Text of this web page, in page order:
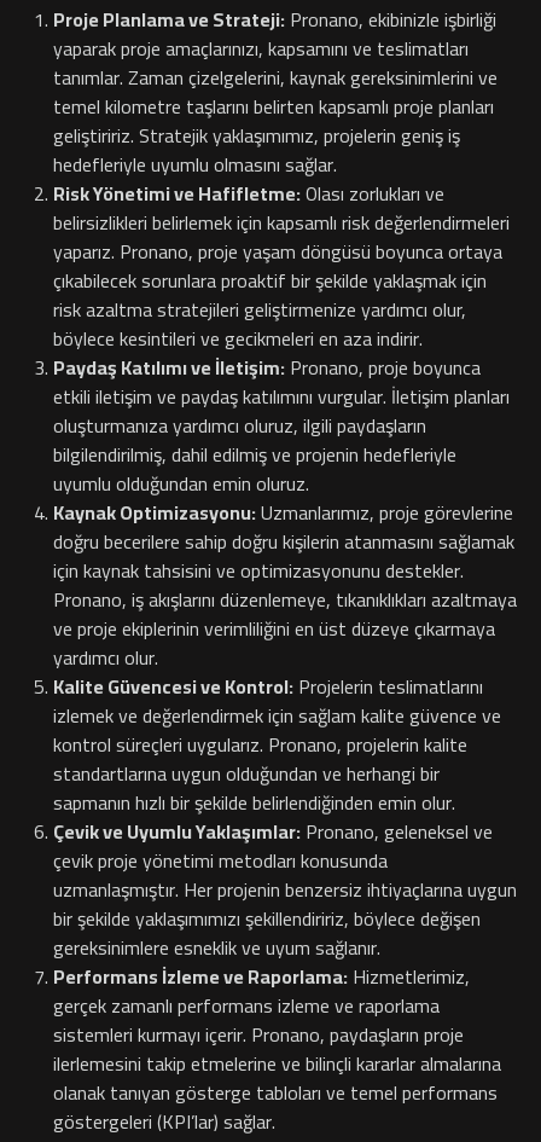
Proje Planlama ve Strateji:Pronano, ekibinizle işbirliği
yaparak proje amaçlarınızı, kapsamını ve teslimatları
tanımlar. Zaman çizelgelerini, kaynak gereksinimlerini ve
temel kilometre taşlarını belirten kapsamlı proje planları
geliştiririz. Stratejik yaklaşımımız, projelerin geniş iş
hedefleriyle uyumlu olmasını sağlar.
Risk Yönetimi ve Hafifletme:Olası zorlukları ve
belirsizlikleri belirlemek için kapsamlı risk değerlendirmeleri
yaparız. Pronano, proje yaşam döngüsü boyunca ortaya
çıkabilecek sorunlara proaktif bir şekilde yaklaşmak için
risk azaltma stratejileri geliştirmenize yardımcı olur,
böylece kesintileri ve gecikmeleri en aza indirir.
Paydaş Katılımı ve İletişim:Pronano, proje boyunca
etkili iletişim ve paydaş katılımını vurgular. İletişim planları
oluşturmanıza yardımcı oluruz, ilgili paydaşların
bilgilendirilmiş, dahil edilmiş ve projenin hedefleriyle
uyumlu olduğundan emin oluruz.
Kaynak Optimizasyonu:Uzmanlarımız, proje görevlerine
doğru becerilere sahip doğru kişilerin atanmasını sağlamak
için kaynak tahsisini ve optimizasyonunu destekler.
Pronano, iş akışlarını düzenlemeye, tıkanıklıkları azaltmaya
ve proje ekiplerinin verimliliğini en üst düzeye çıkarmaya
yardımcı olur.
Kalite Güvencesi ve Kontrol:Projelerin teslimatlarını
izlemek ve değerlendirmek için sağlam kalite güvence ve
kontrol süreçleri uygularız. Pronano, projelerin kalite
standartlarına uygun olduğundan ve herhangi bir
sapmanın hızlı bir şekilde belirlendiğinden emin olur.
Çevik ve Uyumlu Yaklaşımlar:Pronano, geleneksel ve
çevik proje yönetimi metodları konusunda
uzmanlaşmıştır. Her projenin benzersiz ihtiyaçlarına uygun
bir şekilde yaklaşımımızı şekillendiririz, böylece değişen
gereksinimlere esneklik ve uyum sağlanır.
Performans İzleme ve Raporlama:Hizmetlerimiz,
gerçek zamanlı performans izleme ve raporlama
sistemleri kurmayı içerir. Pronano, paydaşların proje
ilerlemesini takip etmelerine ve bilinçli kararlar almalarına
olanak tanıyan gösterge tabloları ve temel performans
göstergeleri (KPI’lar) sağlar.